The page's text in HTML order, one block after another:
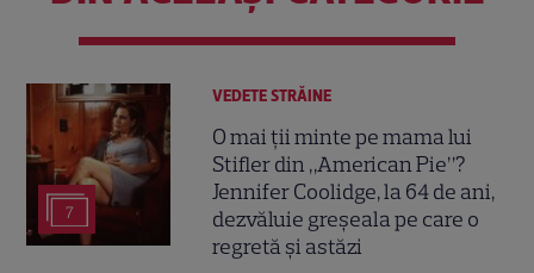
7
VEDETE STRĂINE
O mai ții minte pe mama lui
Stifler din „American Pie”?
Jennifer Coolidge, la 64 de ani,
dezvăluie greșeala pe care o
regretă și astăzi